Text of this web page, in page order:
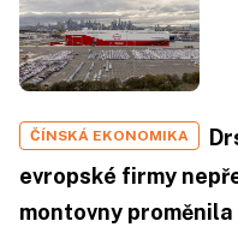
ČÍNSKÁ EKONOMIKA
evropské firmy
montovny